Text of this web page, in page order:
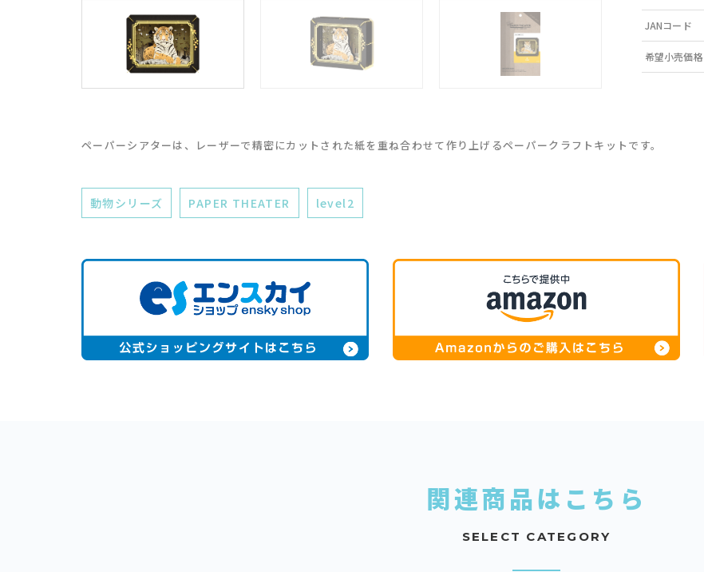
JANコード
希望小売価格
ペーパーシアターは、レーザーで精密にカットされた紙を重ね合わせて作り上げるペーパークラフトキットです。
動物シリーズ PAPER THEATER level2
関連商品はこちら
SELECT CATEGORY